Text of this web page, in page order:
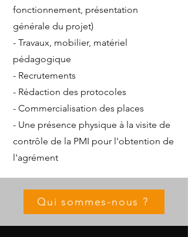
fonctionnement, présentation
générale du projet)
- Travaux, mobilier, matériel
pédagogique​
- Recrutements
- Rédaction des protocoles
- Commercialisation des places
- Une présence physique à la visite de
contrôle de la PMI pour l'obtention de
l'agrément​
Qui sommes-nous ?